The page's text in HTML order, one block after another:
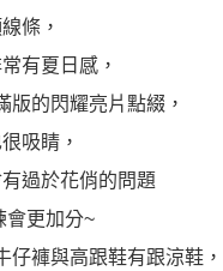
條，
有夏日感，
版的閃耀亮片點綴，
吸睛，
過於花俏的問題
會更加分~
仔褲與高跟鞋有跟涼鞋，